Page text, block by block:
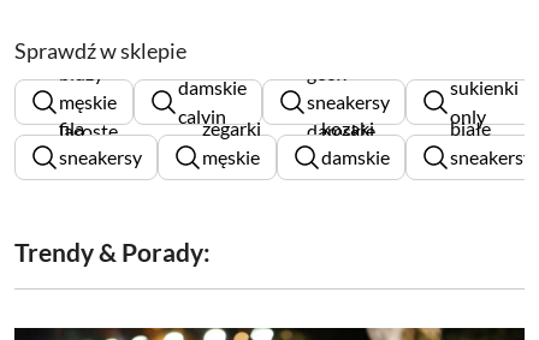
Sprawdź w sklepie
męskie
lacoste
torebki
damskie
calvin
klein
sneakersy
damskie
sukienki
only
fila
sneakersy
damskie
zegarki
męskie
diesel
kozaki
damskie
deezee
białe
sneakersy
męskie
Trendy & Porady: